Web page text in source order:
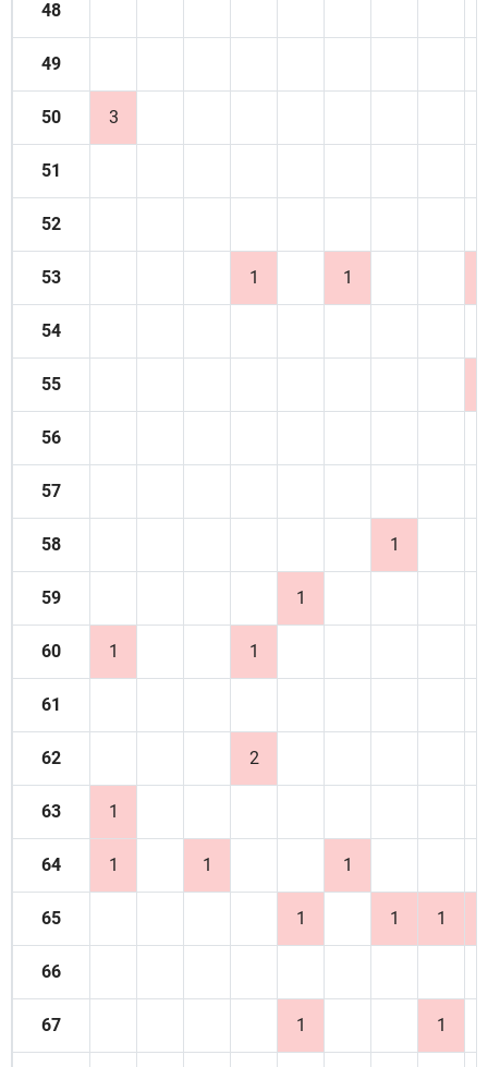
48
49
50 3
51
52
53 1 1
54
55
56
57
58 1
59 1
60 1 1
61
62 2
63 1
64 1 1 1
65 1 1 1
66
67 1 1